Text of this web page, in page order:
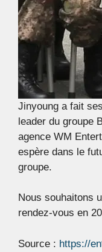
Jinyoung a fait
leader du groupe
agence WM
espère dans le
groupe.
Nous souhaitons
rendez-vous en
Source : https://